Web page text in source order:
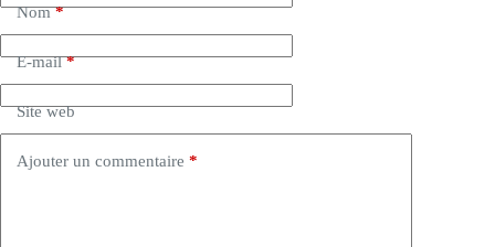
Nom*
E-mail*
Site web
Ajouter un commentaire *
r
n
v
e